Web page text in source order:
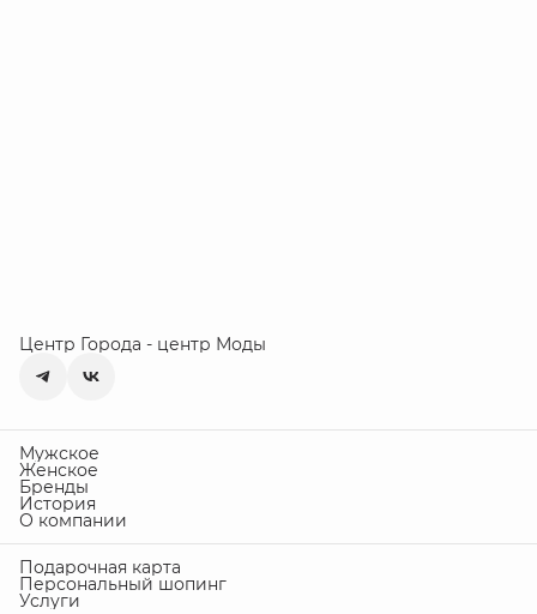
Центр Города - центр Моды
Мужское
Женское
Бренды
История
О компании
Подарочная карта
Персональный шопинг
Услуги